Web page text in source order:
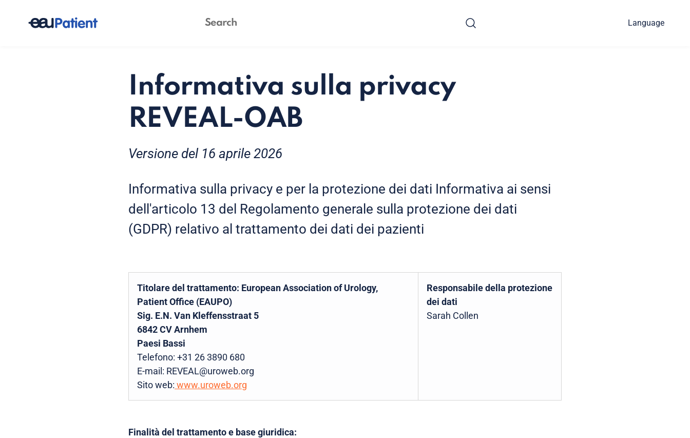
Language
Informativa sulla privacy
REVEAL-OAB
Versione del 16 aprile 2026
Informativa sulla privacy e per la protezione dei dati Informativa ai sensi
dell'articolo 13 del Regolamento generale sulla protezione dei dati
(GDPR) relativo al trattamento dei dati dei pazienti
Titolare del trattamento: European Association of Urology,
Patient Office (EAUPO)
Sig. E.N. Van Kleffensstraat 5
6842 CV Arnhem
Paesi Bassi
Telefono: +31 26 3890 680
E-mail: REVEAL@uroweb.org
Sito web: www.uroweb.org
Responsabile della protezione
dei dati
Sarah Collen
Finalità del trattamento e base giuridica: